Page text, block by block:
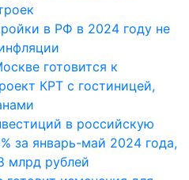
в РФ в 2024 году не
готовится к
КРТ с гостиницей,
в российскую
за январь-май 2024 года,
млрд рублей